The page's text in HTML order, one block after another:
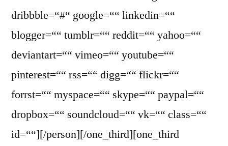
dribbble=“#“ google=““ linkedin=““
blogger=““ tumblr=““ reddit=““ yahoo=““
deviantart=““ vimeo=““ youtube=““
pinterest=““ rss=““ digg=““ flickr=““
forrst=““ myspace=““ skype=““ paypal=““
dropbox=““ soundcloud=““ vk=““ class=““
id=““][/person][/one_third][one_third